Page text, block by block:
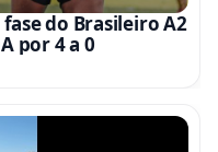
do Brasileiro A2
por 4 a 0